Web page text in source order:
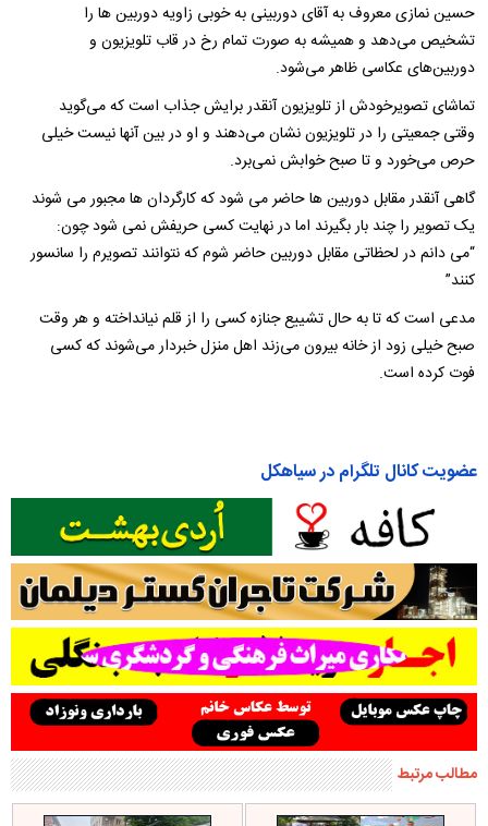
حسین نمازی معروف به آقای دوربینی به خوبی زاویه دوربین ها را
تشخیص می‌دهد و همیشه به صورت تمام رخ در قاب تلویزیون و
دوربین‌های عکاسی ظاهر می‌شود.
تماشای تصویرخودش از تلویزیون آنقدر برایش جذاب است که می‌گوید
وقتی جمعیتی را در تلویزیون نشان می‌دهند و او در بین آنها نیست خیلی
حرص می‌خورد و تا صبح خوابش نمی‌برد.
گاهی آنقدر مقابل دوربین ها حاضر می شود که کارگردان ها مجبور می شوند
یک تصویر را چند بار بگیرند اما در نهایت کسی حریفش نمی شود چون:
“می دانم در لحظاتی مقابل دوربین حاضر شوم که نتوانند تصویرم را سانسور
کنند”
مدعی است که تا به حال تشییع جنازه کسی را از قلم نیانداخته و هر وقت
صبح خیلی زود از خانه بیرون می‌زند اهل منزل خبردار می‌شوند که کسی
فوت کرده است.
عضویت کانال تلگرام در سیاهکل
مطالب مرتبط